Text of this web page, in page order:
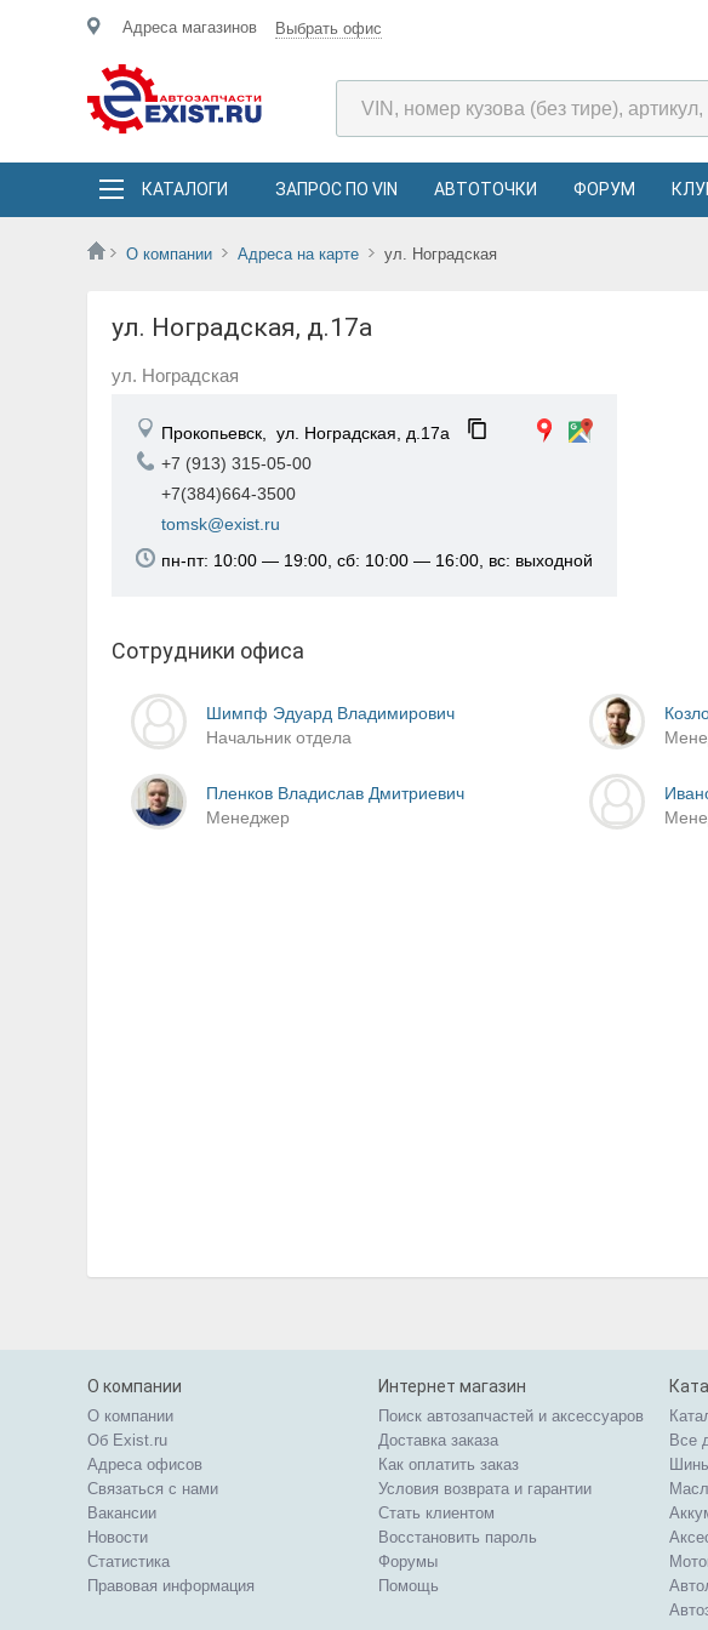
Адреса магазинов Выбрать офис
КАТАЛОГИ ЗАПРОС ПО VIN АВТОТОЧКИ ФОРУМ
О компании Адреса на карте ул. Ноградская
ул. Ноградская, д.17а
ул. Ноградская
Прокопьевск, ул. Ноградская, д.17а
+7 (913) 315-05-00
+7(384)664-3500
tomsk@exist.ru
пн-пт: 10:00 — 19:00, сб: 10:00 — 16:00, вс: выходной
Сотрудники офиса
Шимпф Эдуард Владимирович
Начальник отдела
Пленков Владислав Дмитриевич
Менеджер
О компании
О компании
Об Exist.ru
Адреса офисов
Связаться с нами
Вакансии
Новости
Статистика
Правовая информация
Интернет магазин
Поиск автозапчастей и аксессуаров
Доставка заказа
Как оплатить заказ
Условия возврата и гарантии
Стать клиентом
Восстановить пароль
Форумы
Помощь
Все